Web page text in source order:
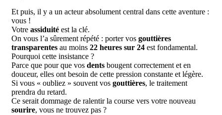
Et puis, il y a un acteur absolument central dans cette aventure :
vous !
Votre assiduité est la clé.
On vous l’a sûrement répété : porter vos gouttières
transparentes au moins 22 heures sur 24 est fondamental.
Pourquoi cette insistance ?
Parce que pour que vos dents bougent correctement et en
douceur, elles ont besoin de cette pression constante et légère.
Si vous « oubliez » souvent vos gouttières, le traitement
prendra du retard.
Ce serait dommage de ralentir la course vers votre nouveau
sourire, vous ne trouvez pas ?